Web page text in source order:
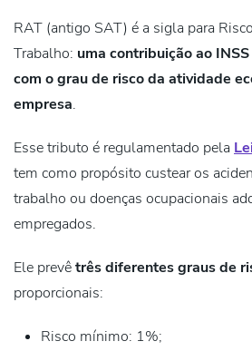
RAT (antigo SAT) é a sigla para
Trabalho: uma contribuição ao
com o grau de riscoda atividade
empresa.
Esse tributo é regulamentado pela
tem como propósito custear os
trabalho ou doenças ocupacionais
empregados.
Ele prevêtrês diferentes graus de
proporcionais:
Risco mínimo: 1%;